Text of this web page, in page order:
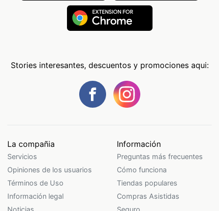
Stories interesantes, descuentos y promociones aqui:
La compañia
Servicios
Opiniones de los usuarios
Términos de Uso
Información legal
Información
Preguntas más frecuentes
Cómo funciona
Tiendas populares
Compras Asistidas